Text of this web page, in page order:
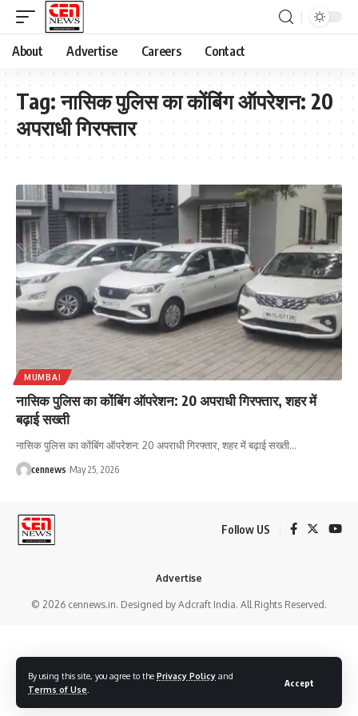
By using this site, you agree to the Privacy Policy and
Terms of Use
Accept
About Advertise Careers Contact
Tag:नासिक पुलिस का कोंबिंग ऑपरेशन: 20
अपराधी गिरफ्तार
MUMBAI
नासिक पुलिस का कोंबिंग ऑपरेशन: 20 अपराधी गिरफ्तार, शहर में
बढ़ाई सख्ती
नासिक पुलिस का कोंबिंग ऑपरेशन: 20 अपराधी गिरफ्तार, शहर में बढ़ाई सख्ती…
cennews May 25, 2026
Follow US
© 2026 cennews.in. Designed by Adcraft India. All Rights Reserved.
Advertise